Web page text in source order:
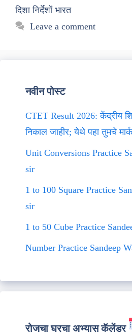
दिशा निर्देशों भारत
Leave a comment
नवीन पोस्ट
CTET Result 2026: केंद्रीय
निकाल जाहीर; येथे पहा तुमचे
Unit Conversions Practice
sir
1 to 100 Square Practice
sir
1 to 50 Cube Practice
Number Practice Sandeep
रोजचा घरचा अभ्यास कॅलेंडर